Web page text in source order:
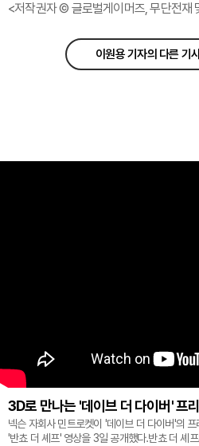
<저작권자 © 글로벌게이머즈, 무단전재
이원용 기자의 다른 기
3D로 만나는 '데이브 더 다이버' 프
넥슨 자회사 민트로켓이 '데이브 더 다이버'의
'반쵸 더 셰프' 영상을 3일 공개했다.반쵸 더 셰